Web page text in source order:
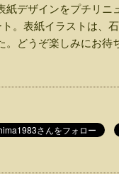
紙デザインをプチリニ
。 表紙イラストは、
。どうぞ楽しみにお待